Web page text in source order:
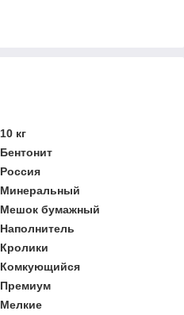
10 кг
Бентонит
Россия
Минеральный
Мешок бумажный
Наполнитель
Кролики
Комкующийся
Премиум
Мелкие